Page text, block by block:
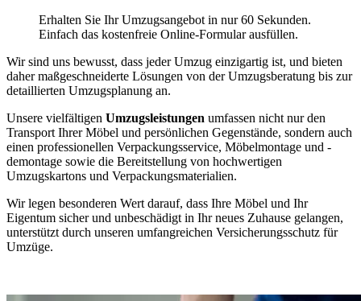
Erhalten Sie Ihr Umzugsangebot in nur 60 Sekunden.
Einfach das kostenfreie Online-Formular ausfüllen.
Wir sind uns bewusst, dass jeder Umzug einzigartig ist, und bieten
daher maßgeschneiderte Lösungen von der Umzugsberatung bis zur
detaillierten Umzugsplanung an.
Unsere vielfältigen Umzugsleistungen umfassen nicht nur den
Transport Ihrer Möbel und persönlichen Gegenstände, sondern auch
einen professionellen Verpackungsservice, Möbelmontage und -
demontage sowie die Bereitstellung von hochwertigen
Umzugskartons und Verpackungsmaterialien.
Wir legen besonderen Wert darauf, dass Ihre Möbel und Ihr
Eigentum sicher und unbeschädigt in Ihr neues Zuhause gelangen,
unterstützt durch unseren umfangreichen Versicherungsschutz für
Umzüge.